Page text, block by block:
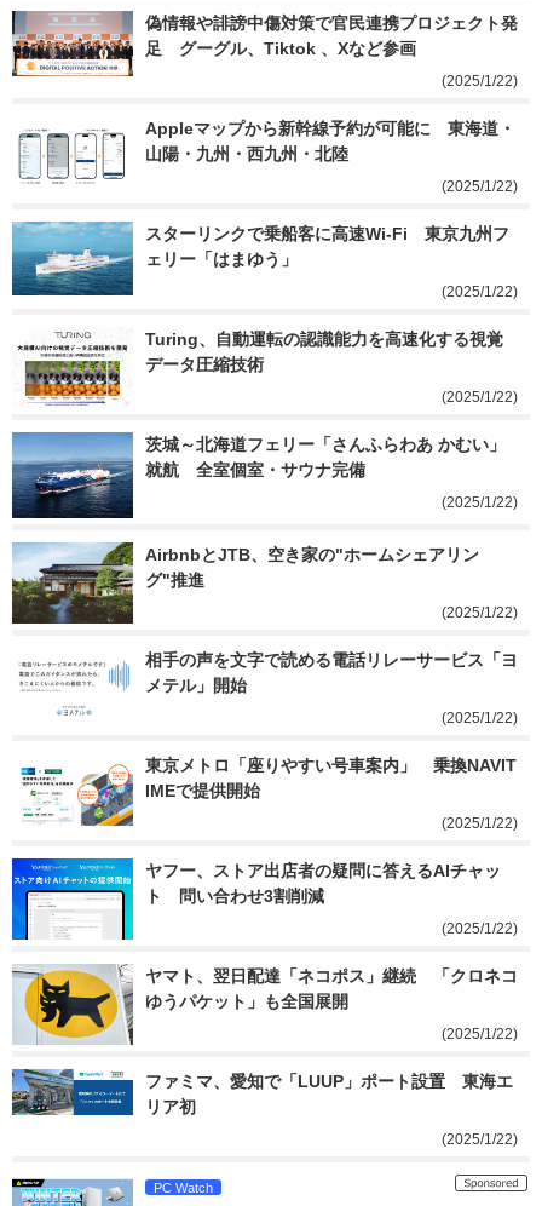
偽情報や誹謗中傷対策で官民連携プロジェクト発
足　グーグル、Tiktok 、Xなど参画
(2025/1/22)
Appleマップから新幹線予約が可能に　東海道・
山陽・九州・西九州・北陸
(2025/1/22)
スターリンクで乗船客に高速Wi-Fi　東京九州フ
ェリー「はまゆう」
(2025/1/22)
Turing、自動運転の認識能力を高速化する視覚
データ圧縮技術
(2025/1/22)
茨城～北海道フェリー「さんふらわあ かむい」
就航　全室個室・サウナ完備
(2025/1/22)
AirbnbとJTB、空き家の"ホームシェアリン
グ"推進
(2025/1/22)
相手の声を文字で読める電話リレーサービス「ヨ
メテル」開始
(2025/1/22)
東京メトロ「座りやすい号車案内」　乗換NAVIT
IMEで提供開始
(2025/1/22)
ヤフー、ストア出店者の疑問に答えるAIチャッ
ト　問い合わせ3割削減
(2025/1/22)
ヤマト、翌日配達「ネコポス」継続　「クロネコ
ゆうパケット」も全国展開
(2025/1/22)
ファミマ、愛知で「LUUP」ポート設置　東海エ
リア初
(2025/1/22)
PC Watch